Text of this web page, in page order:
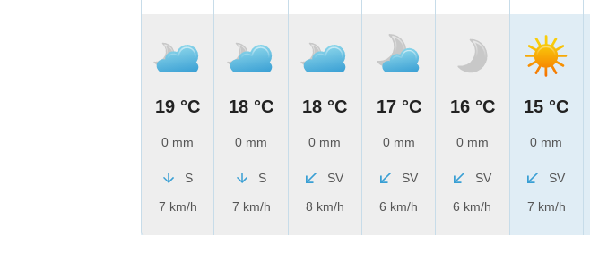
19 °C
0 mm
S
7 km/h
18 °C
0 mm
S
7 km/h
18 °C
0 mm
SV
8 km/h
17 °C
0 mm
SV
6 km/h
16 °C
0 mm
SV
6 km/h
15 °C
0 mm
SV
7 km/h